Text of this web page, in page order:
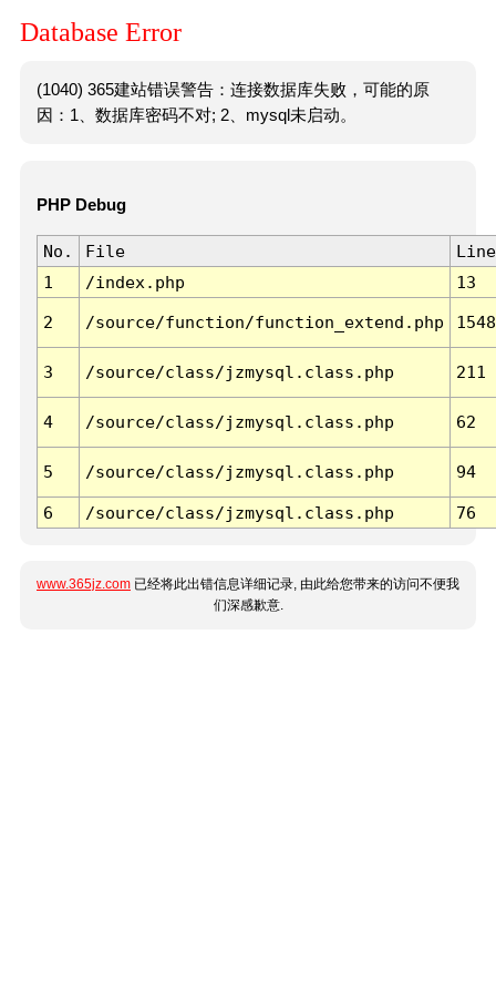
Database Error
(1040) 365建站错误警告：连接数据库失败，可能的原
因：1、数据库密码不对; 2、mysql未启动。
PHP Debug
No. File
Line
1
/index.php 13
2 /source/function/function_extend.php 1548
3 /source/class/jzmysql.class.php 211
4 /source/class/jzmysql.class.php 62
5 /source/class/jzmysql.class.php 94
6 /source/class/jzmysql.class.php 76
www.365jz.com 已经将此出错信息详细记录, 由此给您带来的访问不便我
们深感歉意.